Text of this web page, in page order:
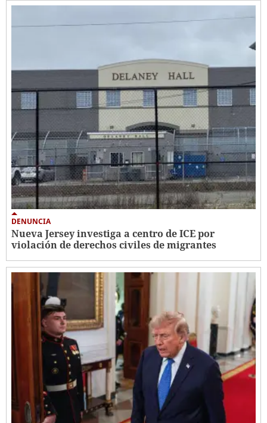
DENUNCIA
Nueva Jersey investiga a centro de ICE por
violación de derechos civiles de migrantes